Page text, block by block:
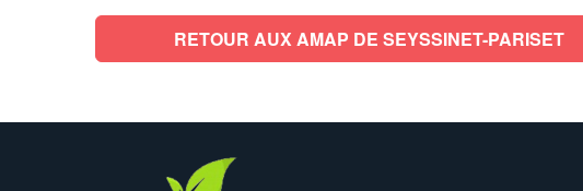
RETOUR AUX AMAP DE SEYSSINET-PARISET